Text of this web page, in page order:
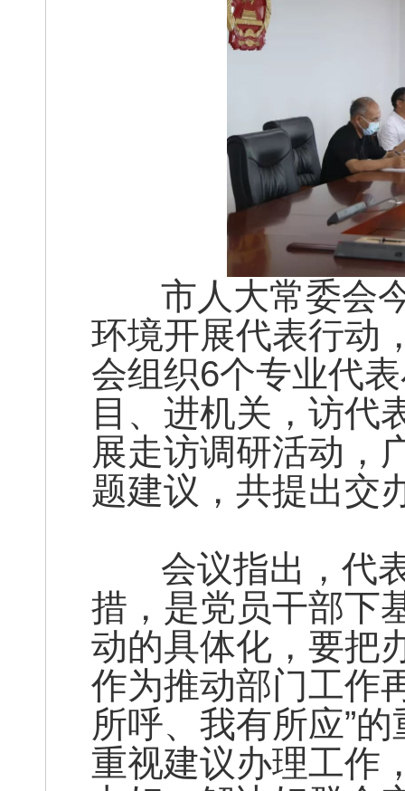
市人大常委会今
环境开展代表行动
会组织6个专业代
目、进机关，访代
展走访调研活动，
题建议，共提出交
会议指出，代表
措，是党员干部下
动的具体化，要把
作为推动部门工作
所呼、我有所应”
重视建议办理工作